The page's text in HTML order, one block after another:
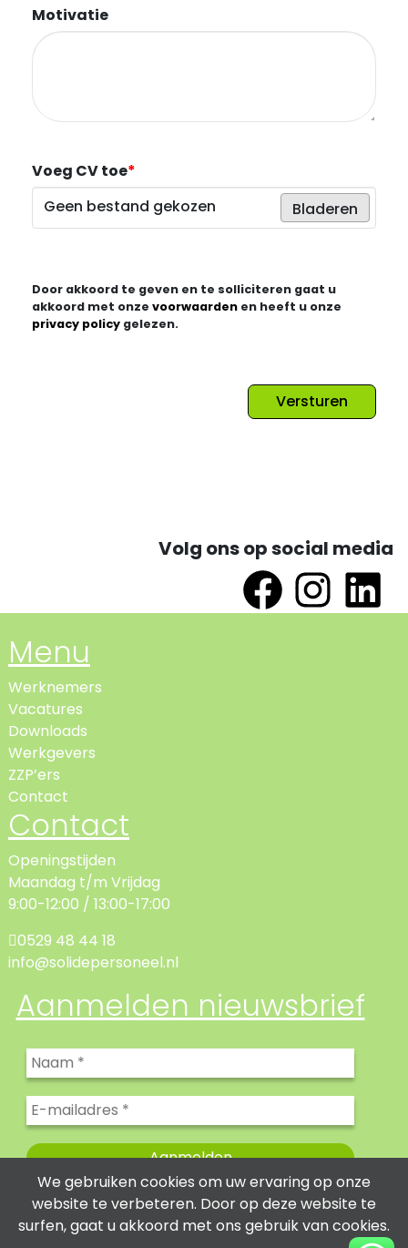
Motivatie
Voeg CV toe*
Geen bestand gekozen
Bladeren
Door akkoord te geven en te solliciteren gaat u
akkoord met onze voorwaarden en heeft u onze
privacy policy gelezen.
Versturen
Volg ons op social media
Contact
Openingstijden
Maandag t/m Vrijdag
9:00-12:00 / 13:00-17:00
0529 48 44 18
info@solidepersoneel.nl
Menu
Werknemers
Vacatures
Downloads
Werkgevers
ZZP’ers
Contact
Aanmelden nieuwsbrief
We gebruiken cookies om uw ervaring op onze
website te verbeteren. Door op deze website te
surfen, gaat u akkoord met ons gebruik van cookies.